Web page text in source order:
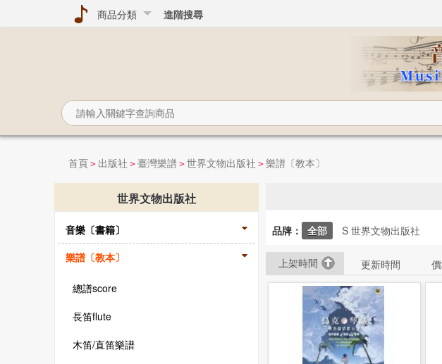
商品分類 進階搜尋
首頁 > 出版社 > 臺灣樂譜 > 世界文物出版社 > 樂譜〔教本〕
世界文物出版社
音樂〔書籍〕
樂譜〔教本〕
總譜score
長笛flute
木笛/直笛樂譜
品牌： 全部 S 世界文物出版社
上架時間 更新時間